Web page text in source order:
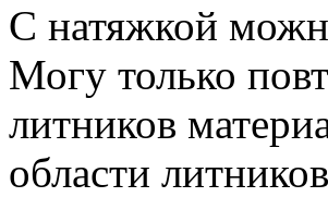
С натяжкой
Могу только
литников
области